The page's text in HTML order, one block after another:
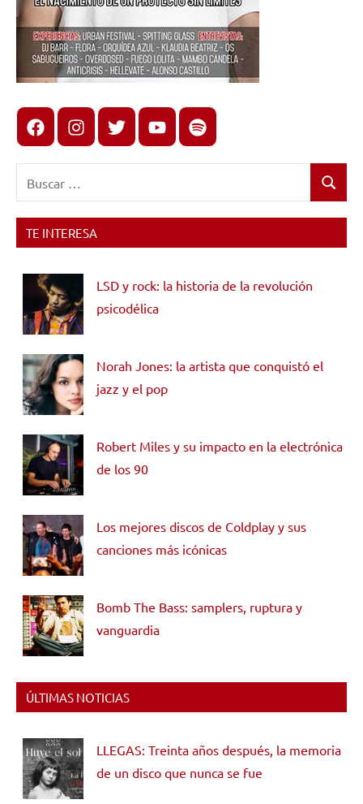
FacebookInstagram
X youtubespotify
Buscar
TE INTERESA
LSD y rock: la historia de la revolución
psicodélica
Norah Jones: la artista que conquistó el
jazz y el pop
Robert Miles y su impacto en la electrónica
de los 90
Los mejores discos de Coldplay y sus
canciones más icónicas
Bomb The Bass: samplers, ruptura y
vanguardia
ÚLTIMAS NOTICIAS
LLEGAS: Treinta años después, la memoria
de un disco que nunca se fue